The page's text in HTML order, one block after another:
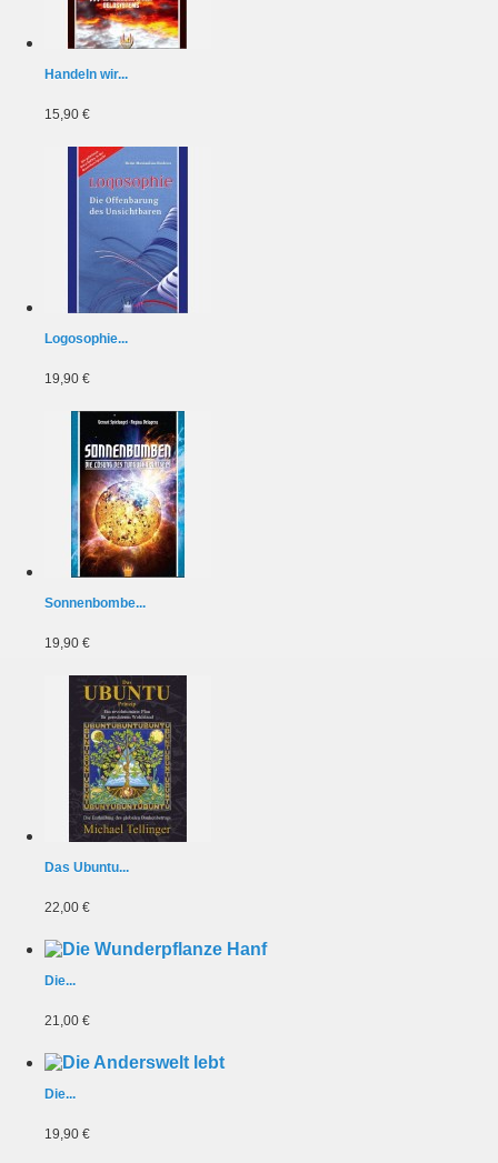
Handeln wir...
15,90 €
Logosophie...
19,90 €
Sonnenbombe...
19,90 €
Das Ubuntu...
22,00 €
Die...
21,00 €
Die...
19,90 €